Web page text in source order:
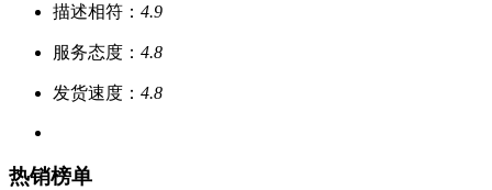
描述相符： 4.9
服务态度： 4.8
发货速度： 4.8
热销榜单